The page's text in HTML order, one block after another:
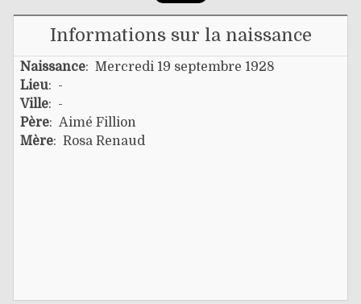
Informations sur la naissance
Naissance: Mercredi 19 septembre 1928
Lieu: -
Ville: -
Père: Aimé Fillion
Mère: Rosa Renaud